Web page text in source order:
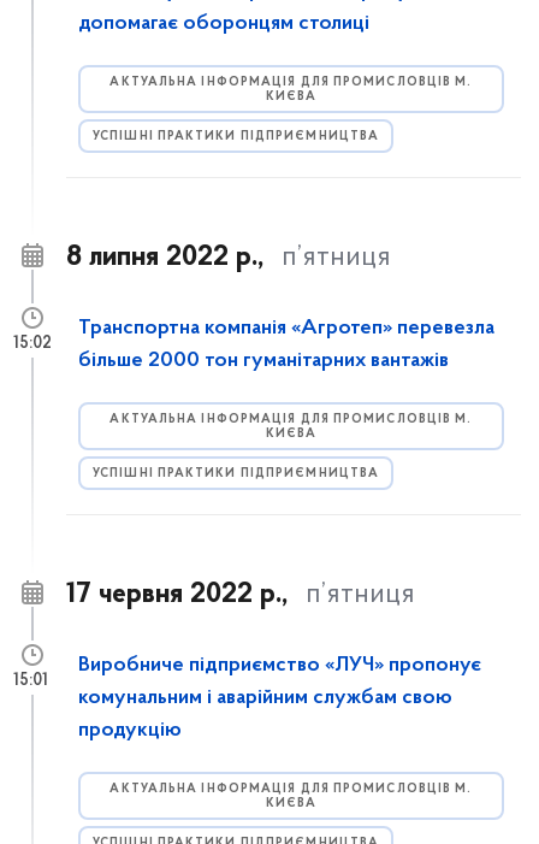
допомагає оборонцям столиці
АКТУАЛЬНА ІНФОРМАЦІЯ ДЛЯ ПРОМИСЛОВЦІВ М.
КИЄВА
УСПІШНІ ПРАКТИКИ ПІДПРИЄМНИЦТВА
8 липня 2022 р., п’ятниця
Транспортна компанія «Агротеп» перевезла
більше 2000 тон гуманітарних вантажів
АКТУАЛЬНА ІНФОРМАЦІЯ ДЛЯ ПРОМИСЛОВЦІВ М.
КИЄВА
УСПІШНІ ПРАКТИКИ ПІДПРИЄМНИЦТВА
15:02
17 червня 2022 р., п’ятниця
Виробниче підприємство «ЛУЧ» пропонує
комунальним і аварійним службам свою
продукцію
АКТУАЛЬНА ІНФОРМАЦІЯ ДЛЯ ПРОМИСЛОВЦІВ М.
КИЄВА
15:01